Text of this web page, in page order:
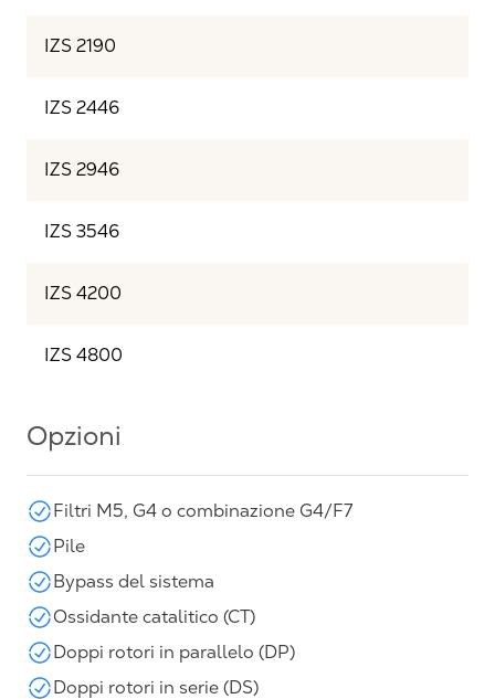
IZS 2190
IZS 2446
IZS 2946
IZS 3546
IZS 4200
IZS 4800
Opzioni
Filtri M5, G4 o combinazione G4/F7
Pile
Bypass del sistema
Ossidante catalitico (CT)
Doppi rotori in parallelo (DP)
Doppi rotori in serie (DS)